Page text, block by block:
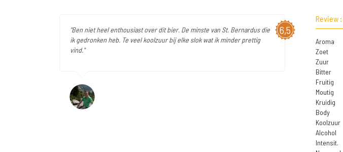
6,5
"Ben niet heel enthousiast over dit bier. De minste van St. Bernardus die
ik gedronken heb. Te veel koolzuur bij elke slok wat ik minder prettig
vind."
Review :
Aroma
Zoet
Zuur
Bitter
Fruitig
Moutig
Kruidig
Body
Koolzuur
Alcohol
Intensit.